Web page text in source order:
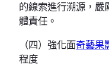
的線索進行溯源，嚴
體責任。
（四）強化面奇藝果
程度